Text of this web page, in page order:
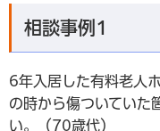
相談事例1
6年入居した有料老人
の時から傷ついていた
い。（70歳代）